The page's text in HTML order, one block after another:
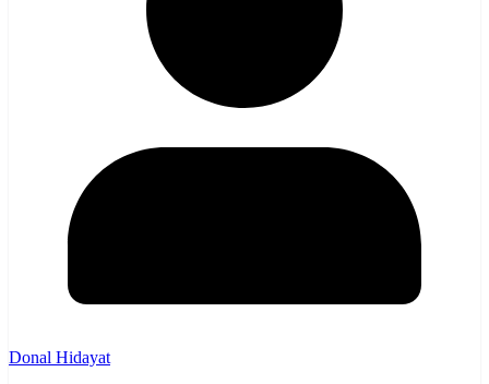
Donal Hidayat